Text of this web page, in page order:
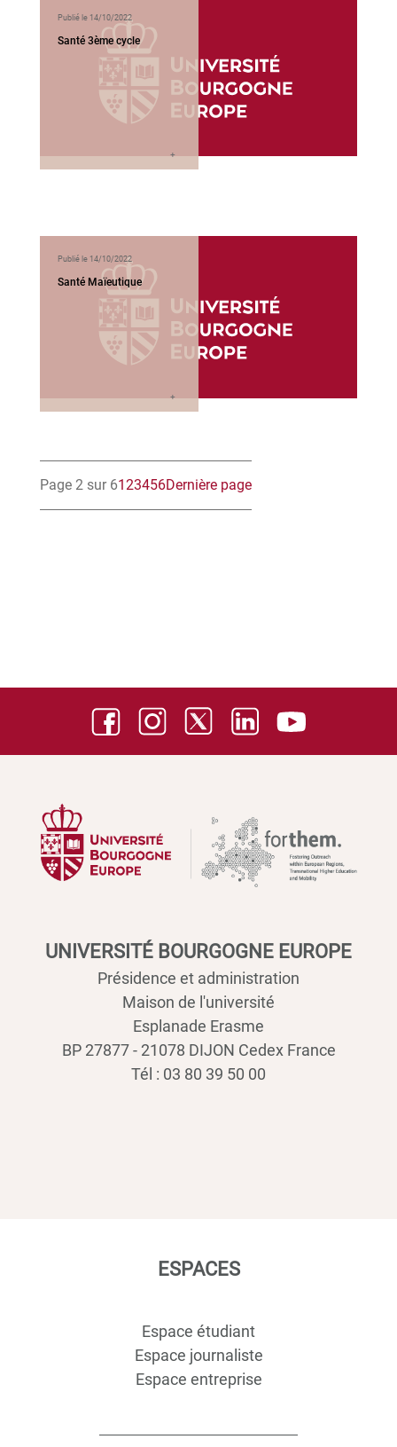
Publié le 14/10/2022
Santé 3ème cycle
Publié le 14/10/2022
Santé Maïeutique
Page 2 sur 6123456Dernière page
UNIVERSITÉ BOURGOGNE EUROPE
Présidence et administration
Maison de l'université
Esplanade Erasme
BP 27877 - 21078 DIJON Cedex France
Tél : 03 80 39 50 00
ESPACES
Espace étudiant
Espace journaliste
Espace entreprise